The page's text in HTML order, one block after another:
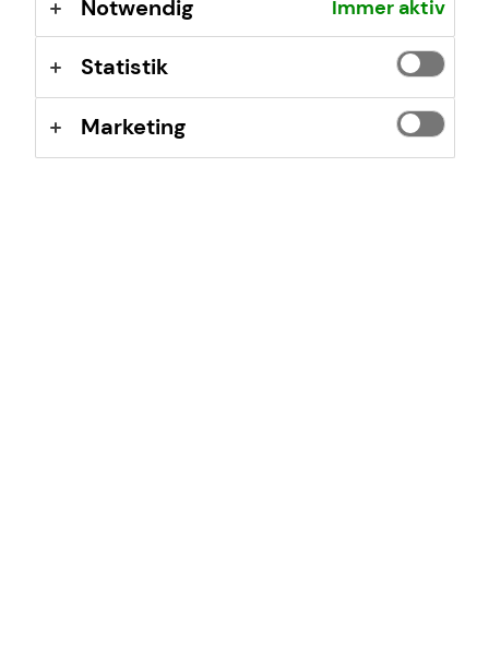
*kostenpflichtig je nach Telefonanbieter
Notwendig Immer aktiv
Statistik
Marketing